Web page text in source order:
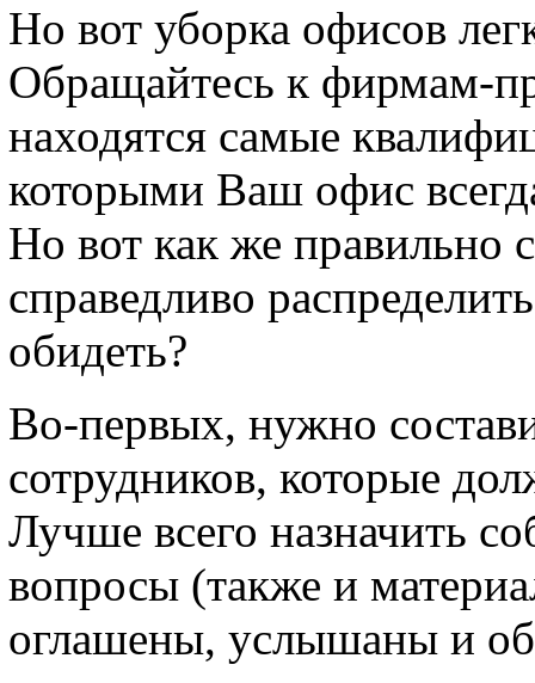
Но вот уборка офисов
Обращайтесь к фирмам-
находятся самые
которыми Ваш офис
Но вот как же правильно
справедливо
обидеть?
Во-первых, нужно
сотрудников, которые
Лучше всего назначить
вопросы (также и
оглашены, услышаны и